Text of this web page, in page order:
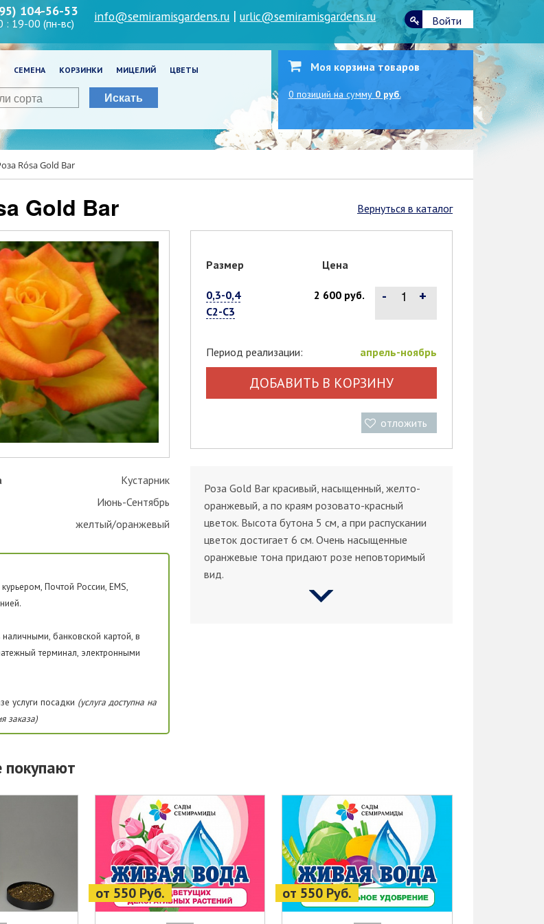
104-56-53
: 19-00 (пн-вс) info@semiramisgardens.ru |urlic@semiramisgardens.ru Войти
СЕМЕНА КОРЗИНКИ МИЦЕЛИЙ ЦВЕТЫ
Искать
Моя корзина товаров
0 позиций на сумму 0 руб.
Rósa Gold Bar
Вернуться в каталог
Gold Bar
Кустарник
Июнь-Сентябрь
желтый/оранжевый
Почтой России, EMS,
банковской картой, в
терминал, электронными
услуги посадки (услуга доступна на
заказа)
Размер Цена
0,3-0,4
С2-С3
2 600 руб. - +
Период реализации: апрель-ноябрь
ДОБАВИТЬ В КОРЗИНУ
отложить
Роза Gold Bar красивый, насыщенный, желто-
оранжевый, а по краям розовато-красный
цветок. Высота бутона 5 см, а при распускании
цветок достигает 6 см. Очень насыщенные
оранжевые тона придают розе неповторимый
вид.
от 550 Руб. от 550 Руб.